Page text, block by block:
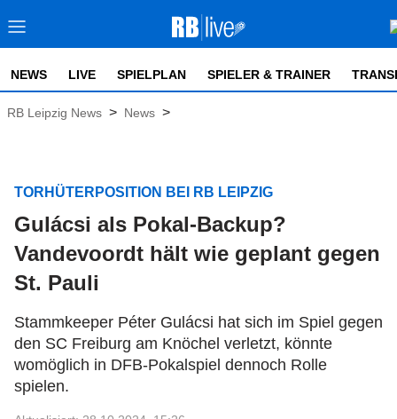
NEWS LIVE SPIELPLAN SPIELER & TRAINER
RB Leipzig News > News >
TORHÜTERPOSITION BEI RB LEIPZIG
Gulácsi als Pokal-Backup?
Vandevoordt hält wie geplant gegen
St. Pauli
Stammkeeper Péter Gulácsi hat sich im Spiel gegen
den SC Freiburg am Knöchel verletzt, könnte
womöglich in DFB-Pokalspiel dennoch Rolle
spielen.